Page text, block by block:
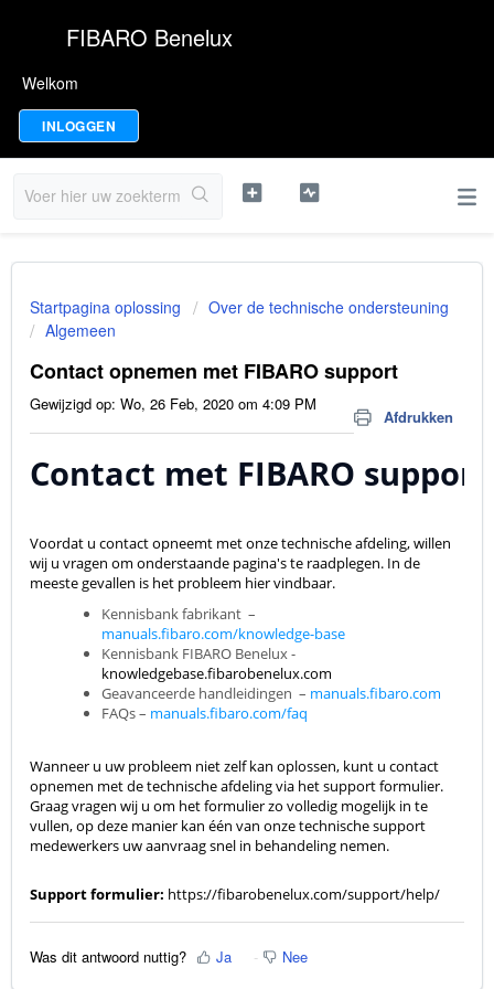
FIBARO Benelux
Welkom
INLOGGEN
Startpagina oplossing
Over de technische ondersteuning
Algemeen
Contact opnemen met FIBARO support
Afdrukken
Gewijzigd op: Wo, 26 Feb, 2020 om 4:09 PM
Contact met FIBARO support
Voordat u contact opneemt met onze technische afdeling,willen
wij u vragen om onderstaande pagina's te raadplegen. In de
meeste gevallen is het probleem hier vindbaar.
Kennisbank fabrikant –
manuals.fibaro.com/knowledge-base
Kennisbank FIBARO Benelux -
knowledgebase.fibarobenelux.com
Geavanceerde handleidingen – manuals.fibaro.com
FAQs – manuals.fibaro.com/faq
Wanneer u uw probleem niet zelf kan oplossen, kunt u contact
opnemen met de technische afdeling via het support formulier.
Graag vragen wij u om het formulier zo volledig mogelijk in te
vullen, op deze manier kan één van onze technische support
medewerkers uw aanvraag snel in behandeling nemen.
Support formulier: https://fibarobenelux.com/support/help/
Was dit antwoord nuttig? Ja Nee